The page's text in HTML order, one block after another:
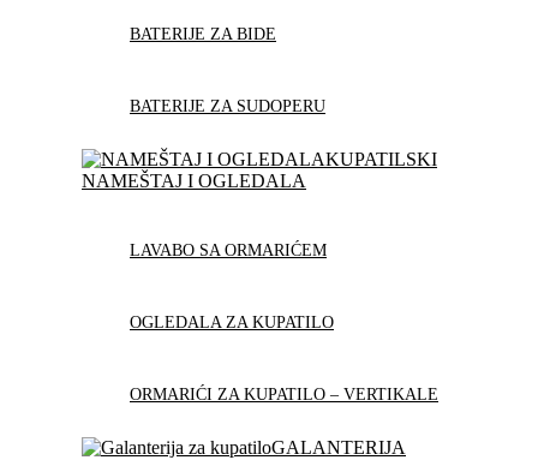
BATERIJE ZA BIDE
BATERIJE ZA SUDOPERU
KUPATILSKI
NAMEŠTAJ I OGLEDALA
LAVABO SA ORMARIĆEM
OGLEDALA ZA KUPATILO
ORMARIĆI ZA KUPATILO – VERTIKALE
GALANTERIJA